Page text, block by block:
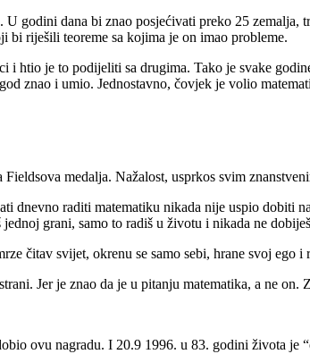
godini dana bi znao posjećivati preko 25
bi riješili teoreme sa kojima je on imao probleme.
i htio je to podijeliti sa drugima. Tako je svake
znao i umio. Jednostavno, čovjek je volio
medalja. Nažalost, usprkos svim
dnevno raditi matematiku nikada nije uspio dobiti
grani, samo to radiš u životu i nikada ne
čitav svijet, okrenu se samo sebi, hrane svoj ego i
Jer je znao da je u pitanju matematika, a ne
ovu nagradu. I 20.9 1996. u 83. godini života